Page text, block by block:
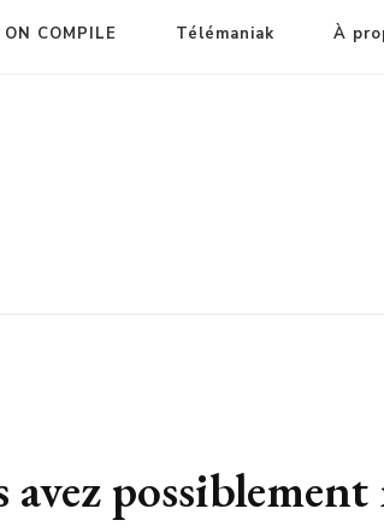
ON COMPILE Télémaniak À
avez